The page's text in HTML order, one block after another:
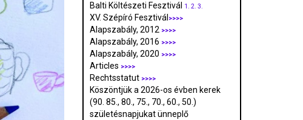
Balti Költészeti Fesztivál 1. 2. 3.
XV. Szépíró Fesztivál >>>>
Alapszabály, 2012 >>>>
Alapszabály, 2016 >>>>
Alapszabály, 2020 >>>>
Articles >>>>
Rechtsstatut >>>>
Köszöntjük a 2026-os évben kerek
(90. 85., 80., 75., 70., 60., 50.)
születésnapjukat ünneplő